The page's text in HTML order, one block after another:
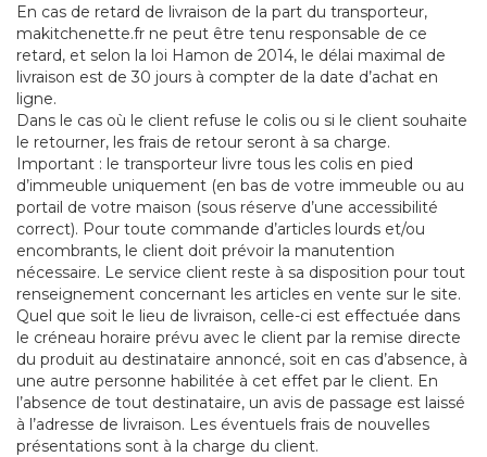
En cas de retard de livraison de la part du transporteur,
makitchenette.fr ne peut être tenu responsable de ce
retard, et selon la loi Hamon de 2014, le délai maximal de
livraison est de 30 jours à compter de la date d’achat en
ligne.
Dans le cas où le client refuse le colis ou si le client souhaite
le retourner, les frais de retour seront à sa charge.
Important : le transporteur livre tous les colis en pied
d’immeuble uniquement (en bas de votre immeuble ou au
portail de votre maison (sous réserve d’une accessibilité
correct). Pour toute commande d’articles lourds et/ou
encombrants, le client doit prévoir la manutention
nécessaire. Le service client reste à sa disposition pour tout
renseignement concernant les articles en vente sur le site.
Quel que soit le lieu de livraison, celle-ci est effectuée dans
le créneau horaire prévu avec le client par la remise directe
du produit au destinataire annoncé, soit en cas d’absence, à
une autre personne habilitée à cet effet par le client. En
l’absence de tout destinataire, un avis de passage est laissé
à l’adresse de livraison. Les éventuels frais de nouvelles
présentations sont à la charge du client.